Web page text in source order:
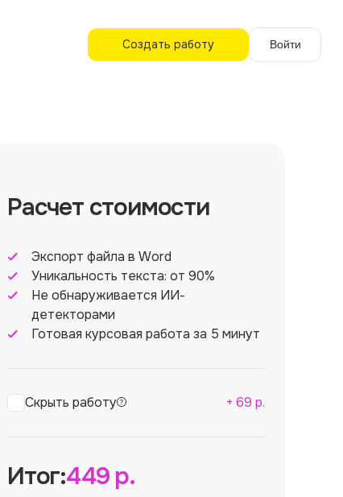
Создать работу Войти
Расчет стоимости
Экспорт файла в Word
Уникальность текста: от 90%
Не обнаруживается ИИ-
детекторами
Готовая курсовая работа за 5 минут
Скрыть работу + 69 р.
Итог:449р.